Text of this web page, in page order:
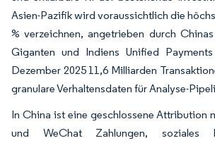
Asien-Pazifik wird voraussichtlich die
% verzeichnen, angetrieben durch
Giganten und Indiens Unified
Dezember 2025 11,6 Milliarden
granulare Verhaltensdaten für Analyse-
In China ist eine geschlossene Attribution
und WeChat Zahlungen, soziales